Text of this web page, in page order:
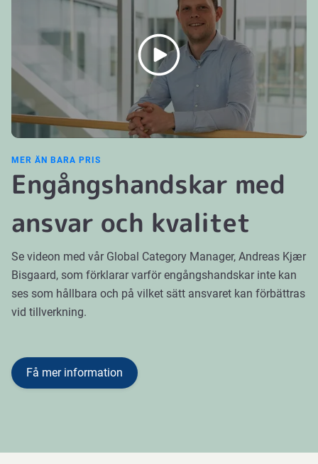
MER ÄN BARA PRIS
Engångshandskar med
ansvar och kvalitet
Se videon med vår Global Category Manager, Andreas Kjær
Bisgaard, som förklarar varför engångshandskar inte kan
ses som hållbara och på vilket sätt ansvaret kan förbättras
vid tillverkning.
Få mer information